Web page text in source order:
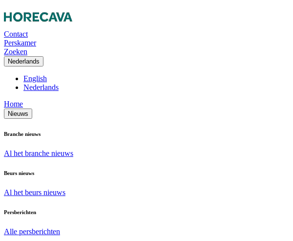
Contact
Perskamer
Zoeken
Nederlands
English
Nederlands
Home
Nieuws
Branche nieuws
Al het branche nieuws
Beurs nieuws
Al het beurs nieuws
Persberichten
Alle persberichten